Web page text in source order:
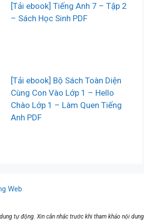
[Tải ebook] Tiếng Anh 7 – Tập 2
– Sách Học Sinh PDF
[Tải ebook] Bộ Sách Toàn Diện
Cùng Con Vào Lớp 1 – Hello
Chào Lớp 1 – Làm Quen Tiếng
Anh PDF
Web
tự động. Xin cân nhắc trước khi tham khảo nội